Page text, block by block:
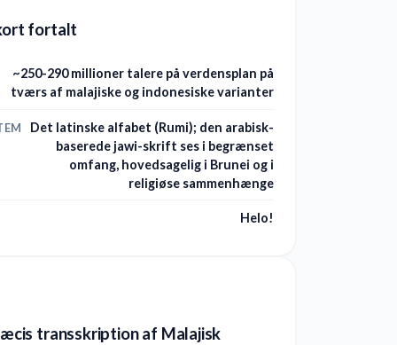
fortalt
~250-290 millioner talere på verdensplan på
tværs af malajiske og indonesiske varianter
Det latinske alfabet (Rumi); den arabisk-
baserede jawi-skrift ses i begrænset
omfang, hovedsagelig i Brunei og i
religiøse sammenhænge
Helo!
transskription af Malajisk